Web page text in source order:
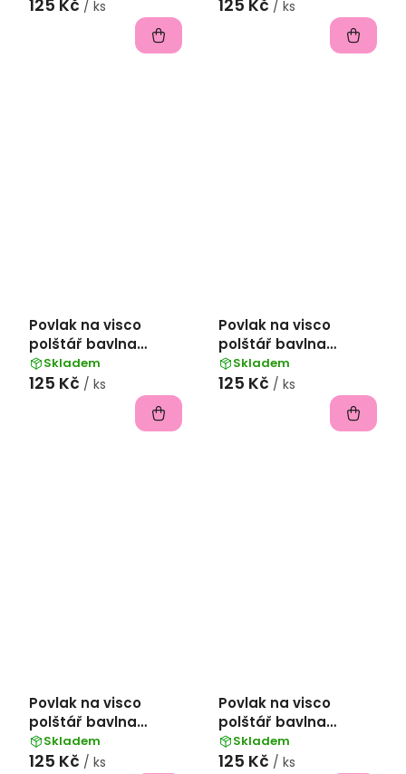
125 Kč / ks 125 Kč / ks
Povlak na visco
polštář bavlna
popelín 45x75 cm -
kávová
Skladem
125 Kč / ks
Povlak na visco
polštář bavlna
popelín 45x75 cm -
rezavá
Skladem
125 Kč / ks
Povlak na visco
polštář bavlna
popelín 45x75 cm -
kobaltová
Skladem
125 Kč / ks
Povlak na visco
polštář bavlna
popelín 45x75 cm -
fialová
Skladem
125 Kč / ks